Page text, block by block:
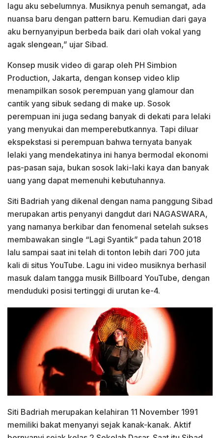
lagu aku sebelumnya. Musiknya penuh semangat, ada
nuansa baru dengan pattern baru. Kemudian dari gaya
aku bernyanyipun berbeda baik dari olah vokal yang
agak slengean,” ujar Sibad.
Konsep musik video di garap oleh PH Simbion
Production, Jakarta, dengan konsep video klip
menampilkan sosok perempuan yang glamour dan
cantik yang sibuk sedang di make up. Sosok
perempuan ini juga sedang banyak di dekati para lelaki
yang menyukai dan memperebutkannya. Tapi diluar
ekspekstasi si perempuan bahwa ternyata banyak
lelaki yang mendekatinya ini hanya bermodal ekonomi
pas-pasan saja, bukan sosok laki-laki kaya dan banyak
uang yang dapat memenuhi kebutuhannya.
Siti Badriah yang dikenal dengan nama panggung Sibad
merupakan artis penyanyi dangdut dari NAGASWARA,
yang namanya berkibar dan fenomenal setelah sukses
membawakan single “Lagi Syantik” pada tahun 2018
lalu sampai saat ini telah di tonton lebih dari 700 juta
kali di situs YouTube. Lagu ini video musiknya berhasil
masuk dalam tangga musik Billboard YouTube, dengan
menduduki posisi tertinggi di urutan ke-4.
Siti Badriah merupakan kelahiran 11 November 1991
memiliki bakat menyanyi sejak kanak-kanak. Aktif